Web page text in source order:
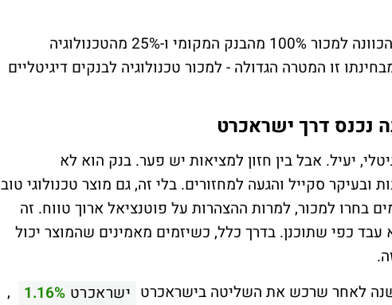
צוק הטכנולוג לא ויתר על הטכנולוגיה (הכוונה למכור 100% מהבנק המקומי ו-25% מהטכנולוגיה
זו המטרה הגדולה - למכור טכנולוגיה לבנקים דיגיטליים
נכנס דרך ישראכרט
יעיל. אבל בין חזון למציאות יש פער. בנק הוא לא
ובעיקר סקייל והגעה למחזורים. בלי זה, גם מוצר טכנולוגי טוב
בחרו למכור, למרות ההצהרות על פוטנציאל ארוך טווח. זה
כפי שתוכנן. בדרך כלל, כשיזמים מאמינים שהמוצר יכול
לאחר שרכש את השליטה בישראכרט ישראכרט 1.16%
,